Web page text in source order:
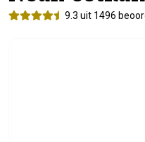
9.3 uit 1496